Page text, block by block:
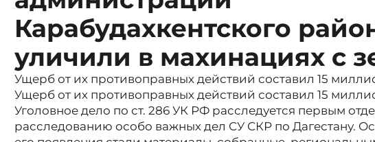
Карабудахкентского
уличили в махинациях с
Ущерб от их противоправных действий составил 15
Ущерб от их противоправных действий составил 15
Уголовное дело по ст. 286 УК РФ расследуется первым
расследованию особо важных дел СУ СКР по Дагестану.